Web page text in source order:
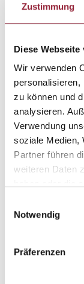
Zustimmung
Diese
Wir verwenden
personalisieren,
zu können und
analysieren.
Verwendung
soziale Medien,
Partner führen
weiteren Daten
Notwendig
Präferenzen
Im Rahmen der
besonderen
Vinzenz Glaser,
Deutschen
politische
2025. Die